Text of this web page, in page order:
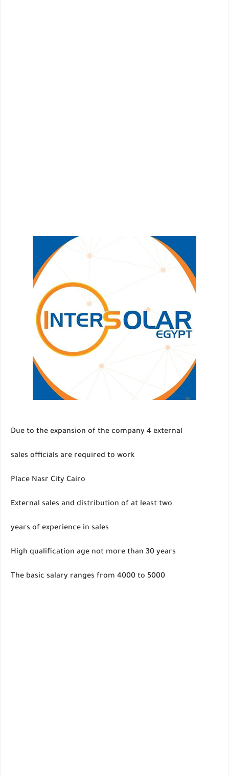
Due to the expansion of the company 4 external
sales officials are required to work
Place Nasr City Cairo
External sales and distribution of at least two
years of experience in sales
High qualification age not more than 30 years
The basic salary ranges from 4000 to 5000